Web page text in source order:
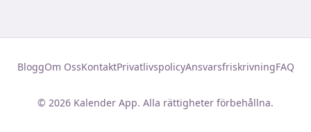
BloggOm OssKontaktPrivatlivspolicyAnsvarsfriskrivningFAQ
© 2026 Kalender App. Alla rättigheter förbehållna.